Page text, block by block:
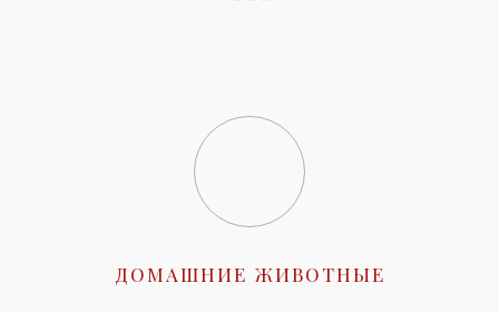
ДОМАШНИЕ ЖИВОТНЫЕ